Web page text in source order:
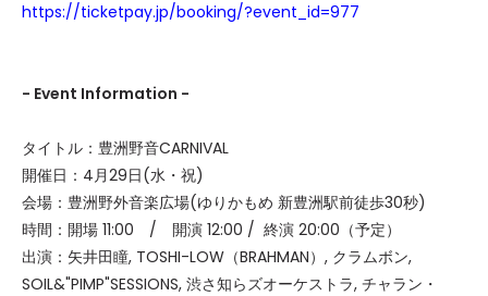
https://ticketpay.jp/booking/?event_id=977
- Event Information -
タイトル：豊洲野音CARNIVAL
開催日：4月29日(水・祝)
会場：豊洲野外音楽広場(ゆりかもめ 新豊洲駅前徒歩30秒)
時間：開場 11:00 / 開演 12:00 / 終演 20:00（予定）
出演：矢井田瞳, TOSHI-LOW（BRAHMAN）, クラムボン,
SOIL&"PIMP"SESSIONS, 渋さ知らズオーケストラ, チャラン・